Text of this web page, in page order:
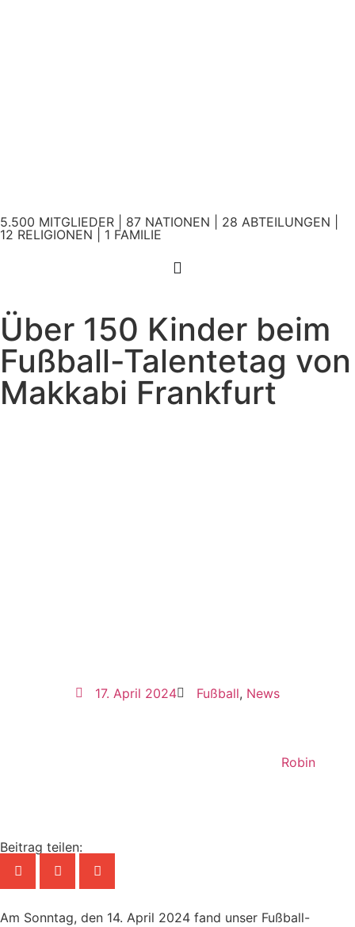
5.500 MITGLIEDER | 87 NATIONEN | 28 ABTEILUNGEN |
12 RELIGIONEN | 1 FAMILIE
Über 150 Kinder beim
Fußball-Talentetag von
Makkabi Frankfurt
17. April 2024 Fußball, News
Robin
Beitrag teilen:
Am Sonntag, den 14. April 2024 fand unser Fußball-